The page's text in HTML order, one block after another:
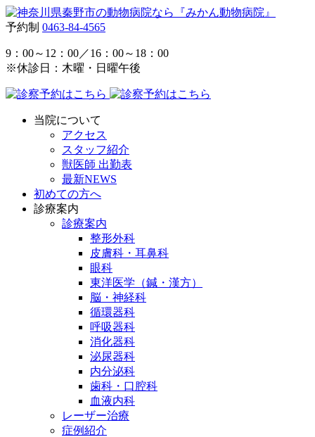
予約制 0463-84-4565
9：00～12：00／16：00～18：00
※休診日：木曜・日曜午後
当院について
アクセス
スタッフ紹介
獣医師 出勤表
最新NEWS
初めての方へ
診療案内
診療案内
整形外科
皮膚科・耳鼻科
眼科
東洋医学（鍼・漢方）
脳・神経科
循環器科
呼吸器科
消化器科
泌尿器科
内分泌科
歯科・口腔科
血液内科
レーザー治療
症例紹介